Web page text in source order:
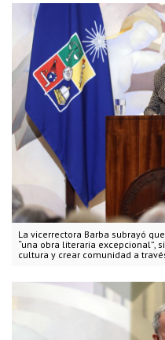
La vicerrectora Barba subrayó
“una obra literaria excepcional”,
cultura y crear comunidad a